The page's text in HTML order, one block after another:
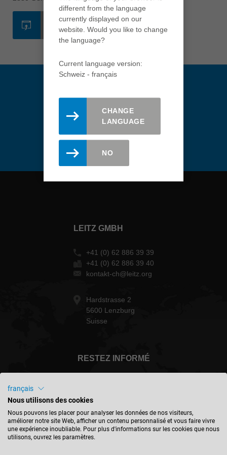
USA
english
Việt Nam
中国
ประเทศไทย
ไทย
yкраїнська
SITE INTERNET
Restez informé(e). Inscrivez-
vous à la newsletter Leitz.
LEITZ GMBH
+41 (0) 62 886 39 39
+41 (0) 62 886 39 40
kontakt-ch@leitz.org
Hardstrasse 2
5600 Lenzburg
Suisse
RESTEZ INFORMÉ
Schweiz - français
different from the language
currently displayed on our
website. Would you like to change
the language?
Current language version:
Schweiz - français
CHANGE
LANGUAGE
NO
français
Nous utilisons des cookies
Nous pouvons les placer pour analyser les données de nos visiteurs,
améliorer notre site Web, afficher un contenu personnalisé et vous faire vivre
une expérience inoubliable. Pour plus d'informations sur les cookies que nous
utilisons, ouvrez les paramètres.